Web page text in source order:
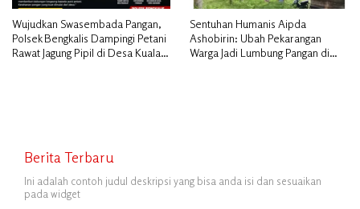
Wujudkan Swasembada Pangan,
Polsek Bengkalis Dampingi Petani
Rawat Jagung Pipil di Desa Kuala
Sentuhan Humanis Aipda
Ashobirin: Ubah Pekarangan
Warga Jadi Lumbung Pangan di
Berita Terbaru
Ini adalah contoh judul deskripsi yang bisa anda isi dan sesuaikan
pada widget